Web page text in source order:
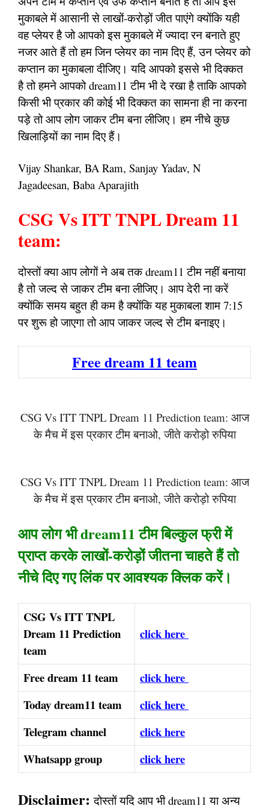
मुकाबले में आसानी से लाखों-करोड़ों जीत पाएंगे क्योंकि यही
वह प्लेयर है जो आपको इस मुकाबले में ज्यादा रन बनाते हुए
नजर आते हैं तो हम जिन प्लेयर का नाम दिए हैं, उन प्लेयर को
कप्तान का मुकाबला दीजिए। यदि आपको इससे भी दिक्कत
है तो हमने आपको dream11 टीम भी दे रखा है ताकि आपको
किसी भी प्रकार की कोई भी दिक्कत का सामना ही ना करना
पड़े तो आप लोग जाकर टीम बना लीजिए। हम नीचे कुछ
खिलाड़ियों का नाम दिए हैं।
Vijay Shankar, BA Ram, Sanjay Yadav, N
Jagadeesan, Baba Aparajith
CSG Vs ITT TNPL Dream 11
team:
दोस्तों क्या आप लोगों ने अब तक dream11 टीम नहीं बनाया
है तो जल्द से जाकर टीम बना लीजिए। आप देरी ना करें
क्योंकि समय बहुत ही कम है क्योंकि यह मुकाबला शाम 7:15
पर शुरू हो जाएगा तो आप जाकर जल्द से टीम बनाइए।
Free dream 11 team
CSG Vs ITT TNPL Dream 11 Prediction team: आज
के मैच में इस प्रकार टीम बनाओ, जीते करोड़ो रुपिया
CSG Vs ITT TNPL Dream 11 Prediction team: आज
के मैच में इस प्रकार टीम बनाओ, जीते करोड़ो रुपिया
आप लोग भी dream11 टीम बिल्कुल फ्री में
प्राप्त करके लाखों-करोड़ों जीतना चाहते हैं तो
नीचे दिए गए लिंक पर आवश्यक क्लिक करें।
CSG Vs ITT TNPL
Dream 11 Prediction
team
click here
Free dream 11 team
click here
Today dream11 team
click here
Telegram channel
click here
Whatsapp group
click here
Disclaimer: दोस्तों यदि आप भी dream11 या अन्य